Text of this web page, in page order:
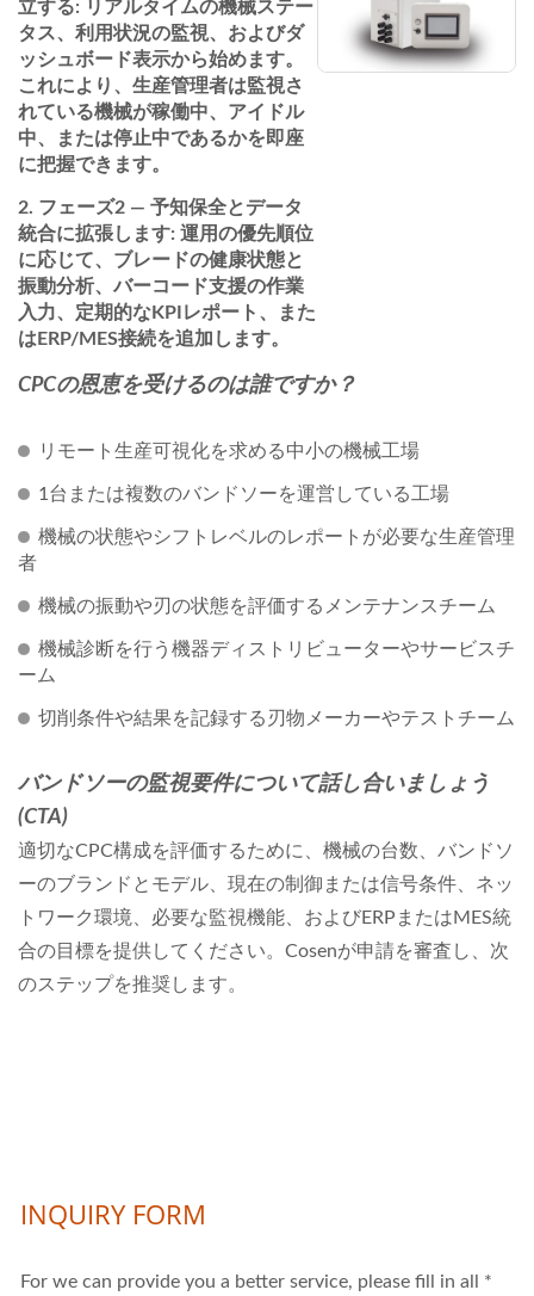
立する: リアルタイムの機械ステー
タス、利用状況の監視、およびダ
ッシュボード表示から始めます。
これにより、生産管理者は監視さ
れている機械が稼働中、アイドル
中、または停止中であるかを即座
に把握できます。
フェーズ2 — 予知保全とデータ
統合に拡張します: 運用の優先順位
に応じて、ブレードの健康状態と
振動分析、バーコード支援の作業
入力、定期的なKPIレポート、また
はERP/MES接続を追加します。
CPCの恩恵を受けるのは誰ですか？
リモート生産可視化を求める中小の機械工場
1台または複数のバンドソーを運営している工場
機械の状態やシフトレベルのレポートが必要な生産管理
者
機械の振動や刃の状態を評価するメンテナンスチーム
機械診断を行う機器ディストリビューターやサービスチ
ーム
切削条件や結果を記録する刃物メーカーやテストチーム
バンドソーの監視要件について話し合いましょう
(CTA)
適切なCPC構成を評価するために、機械の台数、バンドソ
ーのブランドとモデル、現在の制御または信号条件、ネッ
トワーク環境、必要な監視機能、およびERPまたはMES統
合の目標を提供してください。Cosenが申請を審査し、次
のステップを推奨します。